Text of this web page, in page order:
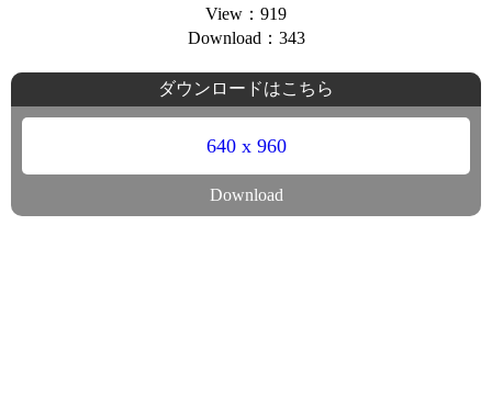
View：919
Download：343
ダウンロードはこちら
640 x 960
Download